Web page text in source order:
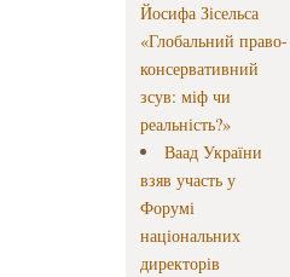
Йосифа Зісельса
«Глобальний право-
консервативний
зсув: міф чи
реальність?»
Ваад України
взяв участь у
Форумі
національних
директорів